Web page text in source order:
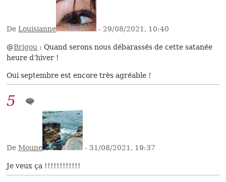
DeLouisianne - 29/08/2021, 10:40
@Brigou : Quand serons nous débarassés de cette satanée
heure d’hiver !
Oui septembre est encore très agréable !
5
DeMoune - 31/08/2021, 19:37
Je veux ça !!!!!!!!!!!!